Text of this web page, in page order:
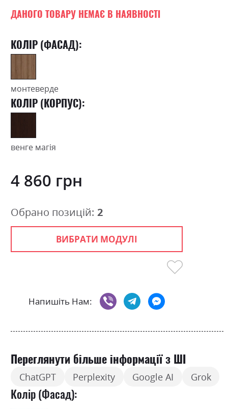
gallery
ДАНОГО ТОВАРУ НЕМАЄ В НАЯВНОСТІ
КОЛІР (ФАСАД):
монтеверде
КОЛІР (КОРПУС):
венге магія
4 860 грн
ВИБРАТИ МОДУЛІ
Напишіть Нам:
Обрано позицій: 2
Переглянути більше інформації з ШІ
ChatGPT Perplexity Google AI Grok
Колір (Фасад):